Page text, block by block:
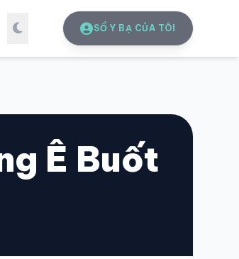
SỔ Y BẠ CỦA TÔI
Ê Buốt